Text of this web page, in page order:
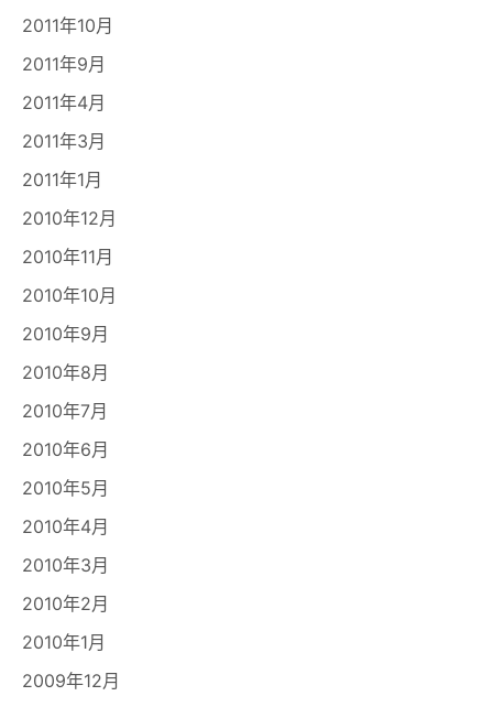
2011年10月
2011年9月
2011年4月
2011年3月
2011年1月
2010年12月
2010年11月
2010年10月
2010年9月
2010年8月
2010年7月
2010年6月
2010年5月
2010年4月
2010年3月
2010年2月
2010年1月
2009年12月